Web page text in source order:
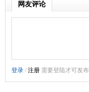
网友评论